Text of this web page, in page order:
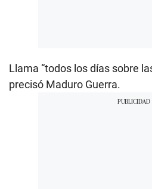
Llama “todos los días sobre
precisó Maduro Guerra.